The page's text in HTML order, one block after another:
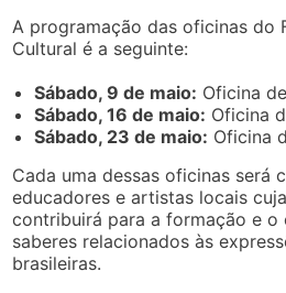
A programação das oficinas do
Cultural é a seguinte:
Sábado, 9 de maio: Oficina
Sábado, 16 de maio: Oficina
Sábado, 23 de maio: Oficina
Cada uma dessas oficinas será
educadores e artistas locais
contribuirá para a formação e
saberes relacionados às
brasileiras.